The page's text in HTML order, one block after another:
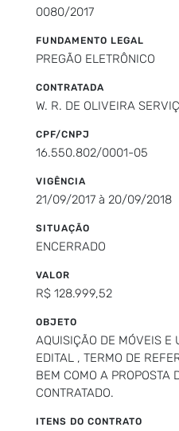
0080/2017
FUNDAMENTO LEGAL
PREGÃO ELETRÔNICO
CONTRATADA
W. R. DE OLIVEIRA
CPF/CNPJ
16.550.802/0001-05
VIGÊNCIA
21/09/2017 à 20/09/2018
SITUAÇÃO
ENCERRADO
VALOR
R$ 128.999,52
OBJETO
AQUISIÇÃO DE MÓVEIS E
EDITAL , TERMO DE
BEM COMO A PROPOSTA
CONTRATADO.
ITENS DO CONTRATO